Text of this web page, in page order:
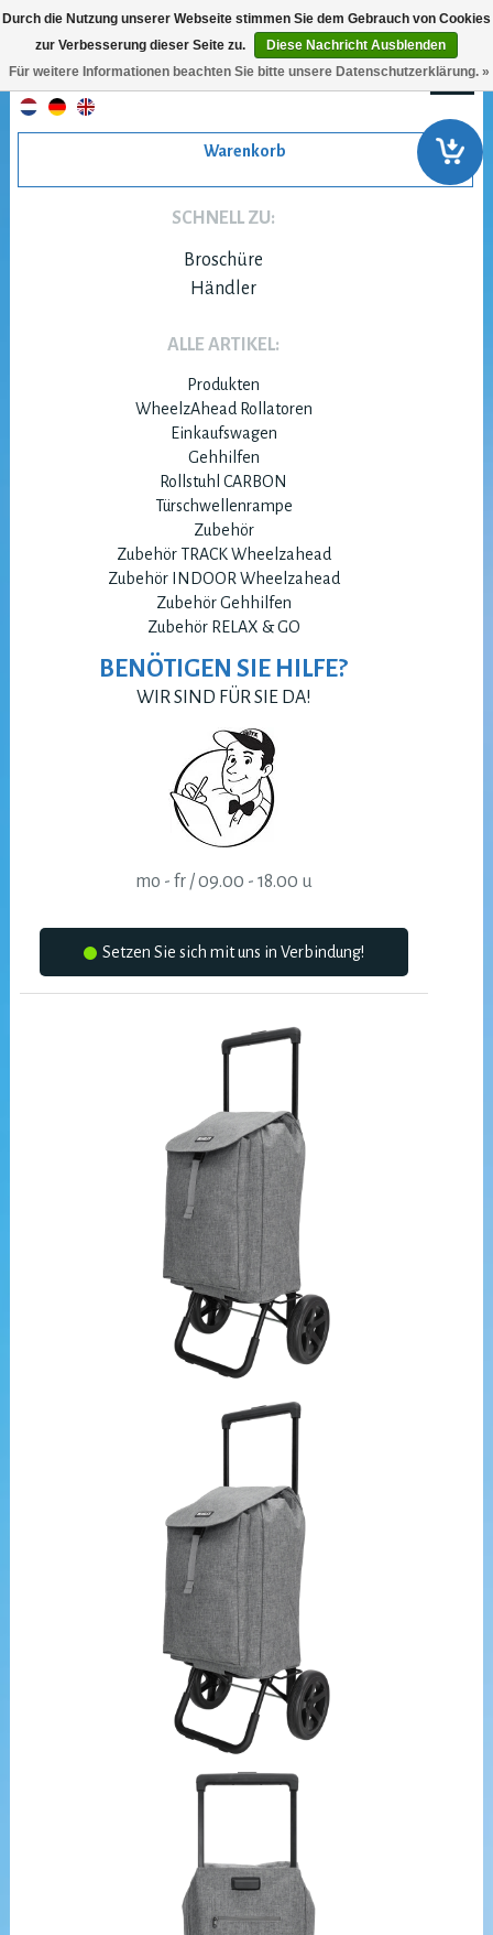
Warenkorb
SCHNELL ZU:
Broschüre
Händler
ALLE ARTIKEL:
Produkten
WheelzAhead Rollatoren
Einkaufswagen
Gehhilfen
Rollstuhl CARBON
Türschwellenrampe
Zubehör
Zubehör TRACK Wheelzahead
Zubehör INDOOR Wheelzahead
Zubehör Gehhilfen
Zubehör RELAX & GO
BENÖTIGEN SIE HILFE?
WIR SIND FÜR SIE DA!
mo - fr / 09.00 - 18.00 u
Setzen Sie sich mit uns in Verbindung!
Durch die Nutzung unserer Webseite stimmen Sie dem Gebrauch von Cookies
zur Verbesserung dieser Seite zu.
Diese Nachricht Ausblenden
Für weitere Informationen beachten Sie bitte unsere Datenschutzerklärung. »